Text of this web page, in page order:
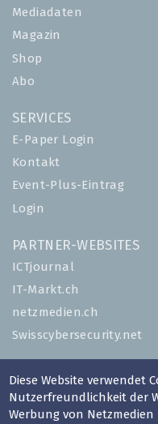
Mediadaten
Magazin
Shop
Abo
SERVICES
E-Paper Login
Kontakt
Event-Plus-Eintrag
Login
PARTNER-WEBSITES
ICTjournal
IT-Markt.ch
netzmedien.ch
Swisscybersecurity.net
© NETZMEDIEN AG
Impressum
AGB
Diese Website verwendet
Nutzerfreundlichkeit der
Werbung von